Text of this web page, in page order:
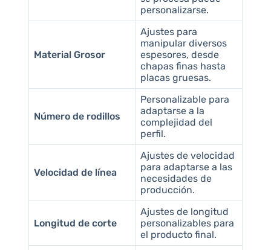
personalizarse.
Material Grosor
Ajustes para
manipular diversos
espesores, desde
chapas finas hasta
placas gruesas.
Número de rodillos
Personalizable para
adaptarse a la
complejidad del
perfil.
Velocidad de línea
Ajustes de velocidad
para adaptarse a las
necesidades de
producción.
Longitud de corte
Ajustes de longitud
personalizables para
el producto final.